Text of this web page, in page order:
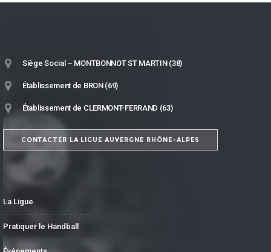
Siège Social – MONTBONNOT ST MARTIN (38)
Établissement de BRON (69)
Établissement de CLERMONT-FERRAND (63)
CONTACTER LA LIGUE AUVERGNE RHÔNE-ALPES
La Ligue
Pratiquer le Handball